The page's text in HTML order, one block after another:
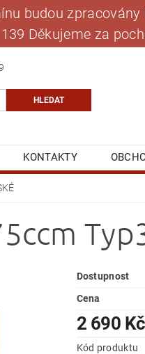
budou
Děkujeme za
KONTAKTY
Dostupnost
Cena
2 690 Kč
Kód produktu